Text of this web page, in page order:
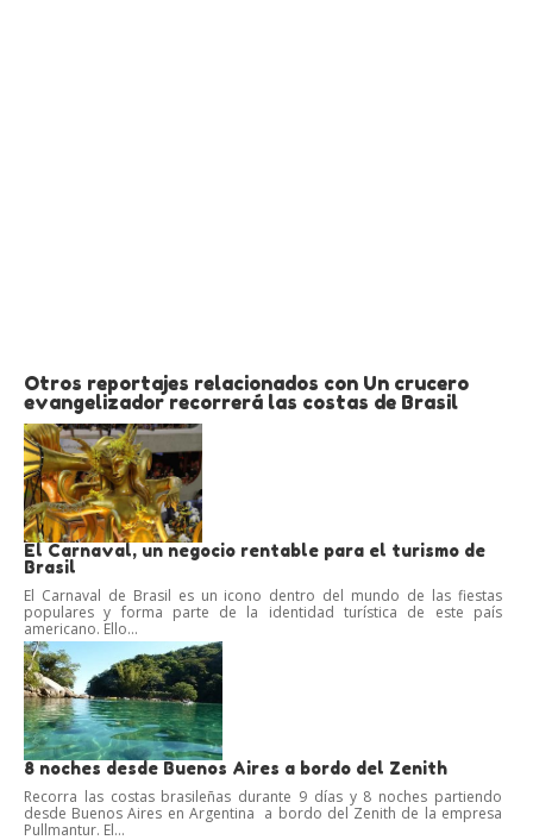
Otros reportajes relacionados con Un crucero
evangelizador recorrerá las costas de Brasil
El Carnaval, un negocio rentable para el turismo de
Brasil
El Carnaval de Brasil es un icono dentro del mundo de las fiestas
populares y forma parte de la identidad turística de este país
americano. Ello...
8 noches desde Buenos Aires a bordo del Zenith
Recorra las costas brasileñas durante 9 días y 8 noches partiendo
desde Buenos Aires en Argentina a bordo del Zenith de la empresa
Pullmantur. El...